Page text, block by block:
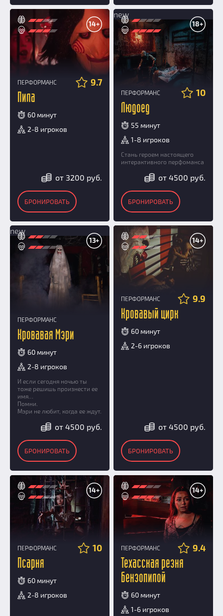
14+
ПЕРФОРМАНС 9.7
Пила
60 минут
2-8 игроков
от 3200 руб.
БРОНИРОВАТЬ
18+
new
ПЕРФОРМАНС 10
Людоед
55 минут
1-8 игроков
Стань героем настоящего
интерактивного перфоманса
от 4500 руб.
БРОНИРОВАТЬ
13+
new
ПЕРФОРМАНС
Кровавая Мэри
60 минут
2-8 игроков
И если сегодня ночью ты
тоже решишь произнести ее
имя…
Помни.
Мэри не любит, когда ее ждут.
от 4500 руб.
БРОНИРОВАТЬ
14+
ПЕРФОРМАНС 9.9
Кровавый цирк
60 минут
2-6 игроков
от 4500 руб.
БРОНИРОВАТЬ
14+
ПЕРФОРМАНС 10
Псарня
60 минут
2-8 игроков
14+
ПЕРФОРМАНС 9.4
Техасская резня
бензопилой
60 минут
1-6 игроков